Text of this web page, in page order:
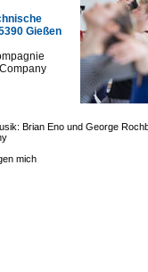
Gießen
Brian Eno und George
mich